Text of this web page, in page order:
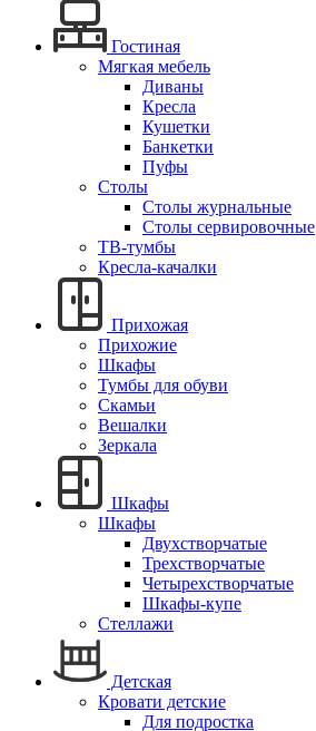
Гостиная
Мягкая мебель
Диваны
Кресла
Кушетки
Банкетки
Пуфы
Столы
Столы журнальные
Столы сервировочные
ТВ-тумбы
Кресла-качалки
Прихожая
Прихожие
Шкафы
Тумбы для обуви
Скамьи
Вешалки
Зеркала
Шкафы
Шкафы
Двухстворчатые
Трехстворчатые
Четырехстворчатые
Шкафы-купе
Стеллажи
Детская
Кровати детские
Для подростка